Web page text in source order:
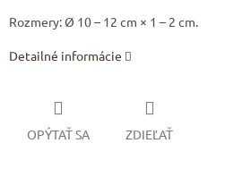
Rozmery: Ø 10 – 12 cm × 1 – 2 cm.
Detailné informácie
OPÝTAŤ SA ZDIEĽAŤ